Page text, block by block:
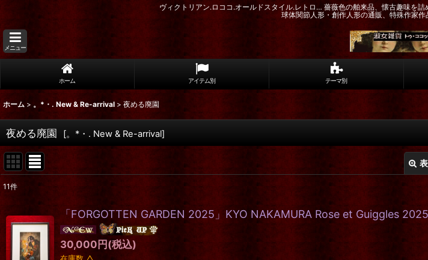
ヴィクトリアン.ロココ.オールドスタイル.レトロ… 薔薇色の舶来品、懐古趣味を
球体関節人形・創作人形の通販、特殊作家作
メニュー
ホーム アイテム別 テーマ別
ホーム > 。*・. New & Re-arrival > 夜める廃園
夜める廃園 [。*・. New & Re-arrival]
在庫あり
並び順:
11件
「FORGOTTEN GARDEN 2025」KYO NAKAMURA Rose et Guiggles 2025
30,000 円 (税込)